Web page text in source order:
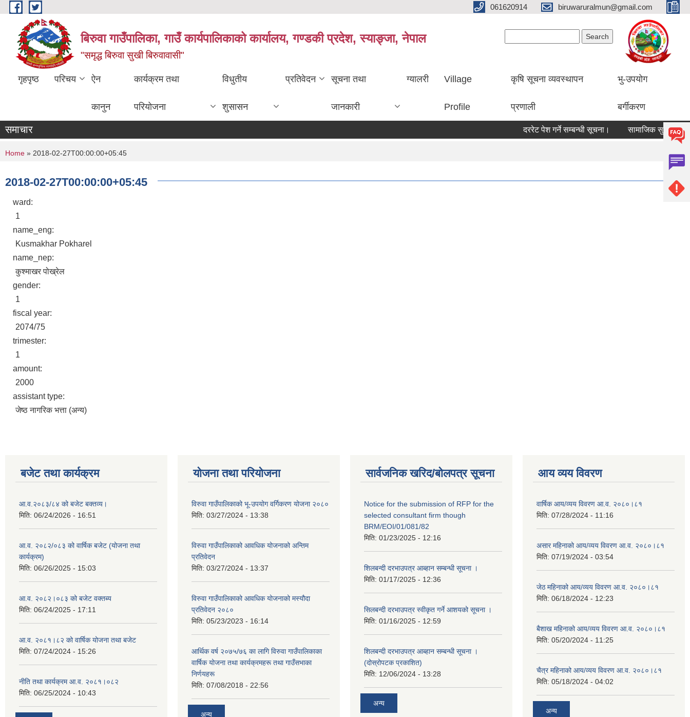
Skip to main content 061620914 biruwaruralmun@gmail.com
बिरुवा गाउँपालिका, गाउँ कार्यपालिकाको कार्यालय, गण्डकी प्रदेश, स्याङ्जा, नेपाल
"समृद्ध बिरुवा सुखी बिरुवावासी"
गृहपृष्ठ परिचय ऐन
कानुन
कार्यक्रम तथा
परियोजना
विधुतीय
शुसासन
प्रतिवेदन सूचना तथा
जानकारी
ग्यालरी Village
Profile
कृषि सूचना व्यवस्थापन
प्रणाली
भु-उपयोग
बर्गीकरण
समाचार दररेट पेश गर्ने सम्बन्धी सूचना। सामाजिक सुरक्षा भत्ता
You are here
Home » 2018-02-27T00:00:00+05:45
2018-02-27T00:00:00+05:45
ward:
1
name_eng:
Kusmakhar Pokharel
name_nep:
कुश्माखर पोख्रेल
gender:
1
fiscal year:
2074/75
trimester:
1
amount:
2000
assistant type:
जेष्ठ नागरिक भत्ता (अन्य)
बजेट तथा कार्यक्रम
आ.व.२०८३/८४ को बजेट बक्तव्य।
मिति: 06/24/2026 - 16:51
आ.व. २०८२/०८३ को वार्षिक बजेट (योजना तथा
कार्यक्रम)
मिति: 06/26/2025 - 15:03
आ.व. २०८२।०८३ को बजेट वक्तब्य
मिति: 06/24/2025 - 17:11
आ.व. २०८१।८२ को वार्षिक योजना तथा बजेट
मिति: 07/24/2024 - 15:26
नीति तथा कार्यक्रम आ.व. २०८१।०८२
मिति: 06/25/2024 - 10:43
योजना तथा परियोजना
विरुवा गाउँपालिकाको भू-उपयोग वर्गिकरण योजना २०८०
मिति: 03/27/2024 - 13:38
विरुवा गाउँपालिकाको आवधिक योजनाको अन्तिम
प्रतिवेदन
मिति: 03/27/2024 - 13:37
विरुवा गाउँपालिकाको आवधिक योजनाको मस्यौदा
प्रतिवेदन २०८०
मिति: 05/23/2023 - 16:14
आर्थिक वर्ष २०७५/७६ का लागि विरुवा गाउँपालिकाका
वार्षिक योजना तथा कार्यक्रमहरू तथा गाउँसभाका
निर्णयहरू
मिति: 07/08/2018 - 22:56
अन्य
सार्वजनिक खरिद/बोलपत्र सूचना
Notice for the submission of RFP for the
selected consultant firm though
BRM/EOI/01/081/82
मिति: 01/23/2025 - 12:16
शिलबन्दी दरभाउपत्र आब्हान सम्बन्धी सूचना ।
मिति: 01/17/2025 - 12:36
सिलबन्दी दरभाउपत्र स्वीकृत गर्ने आशयको सूचना ।
मिति: 01/16/2025 - 12:59
शिलबन्दी दरभाउपत्र आब्हान सम्बन्धी सूचना ।
(दोस्रोपटक प्रकाशित)
मिति: 12/06/2024 - 13:28
अन्य
आय व्यय विवरण
वार्षिक आय/व्यय विवरण आ.व. २०८०।८१
मिति: 07/28/2024 - 11:16
असार महिनाको आय/व्यय विवरण आ.व. २०८०।८१
मिति: 07/19/2024 - 03:54
जेठ महिनाको आय/व्यय विवरण आ.व. २०८०।८१
मिति: 06/18/2024 - 12:23
बैशाख महिनाको आय/व्यय विवरण आ.व. २०८०।८१
मिति: 05/20/2024 - 11:25
चैत्र महिनाको आय/व्यय विवरण आ.व. २०८०।८१
मिति: 05/18/2024 - 04:02
अन्य